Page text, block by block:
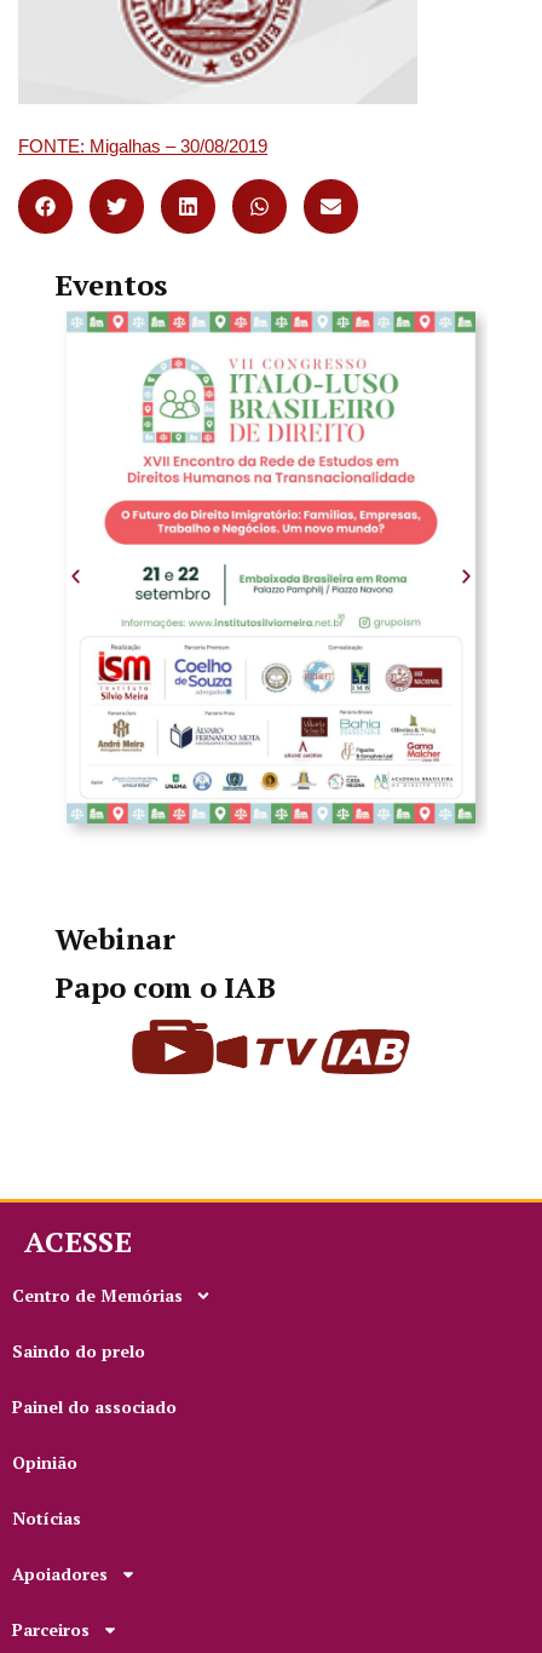
FONTE: Migalhas – 30/08/2019
Eventos
Webinar
Papo com o IAB
ACESSE
Centro de Memórias
Saindo do prelo
Painel do associado
Opinião
Notícias
Apoiadores
Parceiros